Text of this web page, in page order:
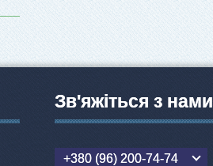
Зв'яжіться з
+380 (96) 200-74-74